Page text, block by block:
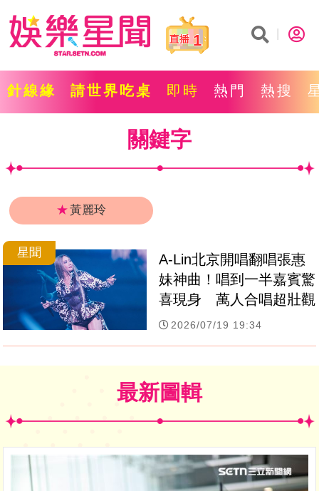
1
針線緣 請世界吃桌 即時 熱門 熱搜
關鍵字
★黃麗玲
星聞
A-Lin北京開唱翻唱張惠
妹神曲！唱到一半嘉賓驚
喜現身　萬人合唱超壯觀
2026/07/19 19:34
最新圖輯